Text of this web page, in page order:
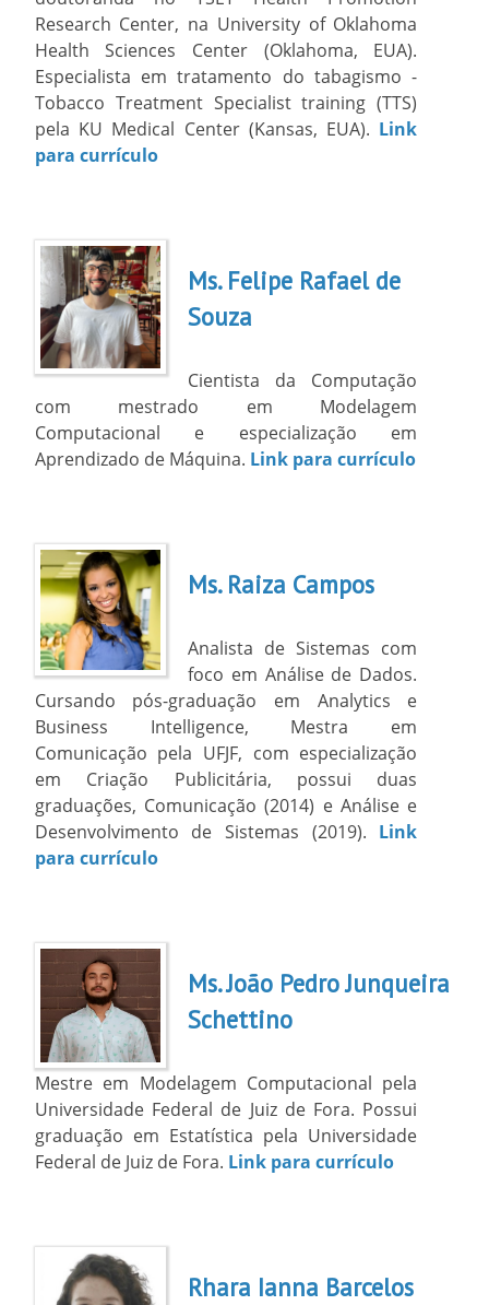
Research Center, na University of Oklahoma
Health Sciences Center (Oklahoma, EUA).
Especialista em tratamento do tabagismo -
Tobacco Treatment Specialist training (TTS)
pela KU Medical Center (Kansas, EUA). Link
para currículo
Ms. Felipe Rafael de
Souza
Cientista da Computação
com mestrado em Modelagem
Computacional e especialização em
Aprendizado de Máquina. Link para currículo
Ms. Raiza Campos
Analista de Sistemas com
foco em Análise de Dados.
Cursando pós-graduação em Analytics e
Business Intelligence, Mestra em
Comunicação pela UFJF, com especialização
em Criação Publicitária, possui duas
graduações, Comunicação (2014) e Análise e
Desenvolvimento de Sistemas (2019). Link
para currículo
Ms. João Pedro Junqueira
Schettino
Mestre em Modelagem Computacional pela
Universidade Federal de Juiz de Fora. Possui
graduação em Estatística pela Universidade
Federal de Juiz de Fora. Link para currículo
Rhara Ianna Barcelos